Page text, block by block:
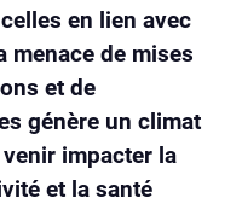
en lien avec
menace de mises
et de
génère un climat
impacter la
et la santé